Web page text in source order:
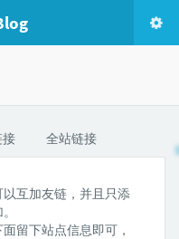
接 全站链接
互加友链，并且只添
留下站点信息即可，